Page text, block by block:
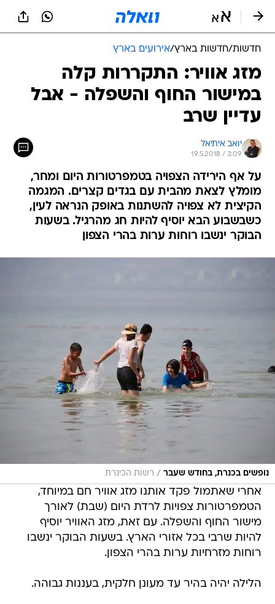
חדשות/חדשות בארץ/אירועים בארץ
מזג אוויר: התקררות קלה
במישור החוף והשפלה - אבל
עדיין שרב
יואב איתיאל
19.5.2018 / 3:09
על אף הירידה הצפויה בטמפרטורות היום ומחר,
מומלץ לצאת מהבית עם בגדים קצרים. המגמה
הקיצית לא צפויה להשתנות באופק הנראה לעין,
כשבשבוע הבא יוסיף להיות חג מהרגיל. בשעות
הבוקר ינשבו רוחות ערות בהרי הצפון
נופשים בכנרת, בחודש שעבר / רשות הכינרת
אחרי שאתמול פקד אותנו מזג אוויר חם במיוחד,
הטמפרטורות צפויות לרדת היום (שבת) לאורך
מישור החוף והשפלה. עם זאת, מזג האוויר יוסיף
להיות שרבי בכל אזורי הארץ. בשעות הבוקר ינשבו
רוחות מזרחיות ערות בהרי הצפון.
הלילה יהיה בהיר עד מעונן חלקית, בעננות גבוהה.